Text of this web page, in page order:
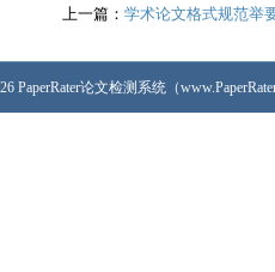
上一篇： 学术论文格式规范举
PaperRater论文检测系统（